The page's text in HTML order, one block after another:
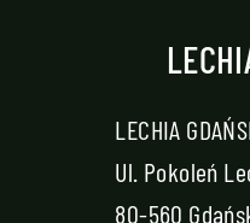
LECHIA
Ul. Pokoleń
80-560